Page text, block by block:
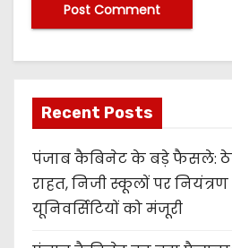
Recent Posts
पंजाब कैबिनेट के बड़े फैसले:
राहत, निजी स्कूलों पर
यूनिवर्सिटियों को मंजूरी